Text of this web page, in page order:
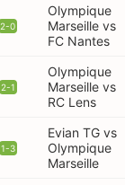
2-0
Olympique
Marseille vs
FC Nantes
2-1
Olympique
Marseille vs
RC Lens
1-3
Evian TG vs
Olympique
Marseille